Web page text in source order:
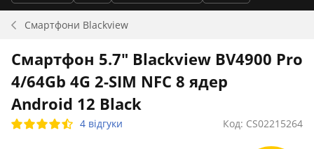
Смартфони Blackview
Смартфон 5.7" Blackview BV4900 Pro
4/64Gb 4G 2-SIM NFC 8 ядер
Android 12 Black
4 відгуки Код: CS02215264